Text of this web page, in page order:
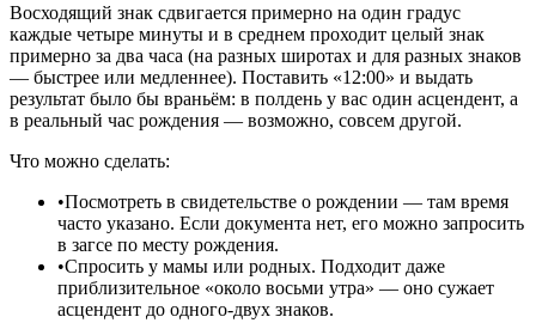
Восходящий знак сдвигается примерно на один градус
каждые четыре минуты и в среднем проходит целый знак
примерно за два часа (на разных широтах и для разных знаков
— быстрее или медленнее). Поставить «12:00» и выдать
результат было бы враньём: в полдень у вас один асцендент, а
в реальный час рождения — возможно, совсем другой.
Что можно сделать:
•Посмотреть в свидетельстве о рождении — там время
часто указано. Если документа нет, его можно запросить
в загсе по месту рождения.
•Спросить у мамы или родных. Подходит даже
приблизительное «около восьми утра» — оно сужает
асцендент до одного-двух знаков.